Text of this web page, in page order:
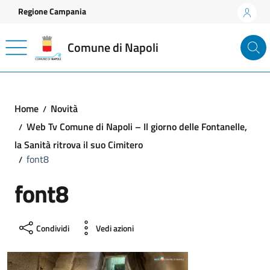
Vai ai contenuti
Vai al footer
Regione Campania
Comune di Napoli
Home
Novità
Web Tv Comune di Napoli – Il giorno delle Fontanelle,
la Sanità ritrova il suo Cimitero
font8
font8
Condividi Vedi azioni